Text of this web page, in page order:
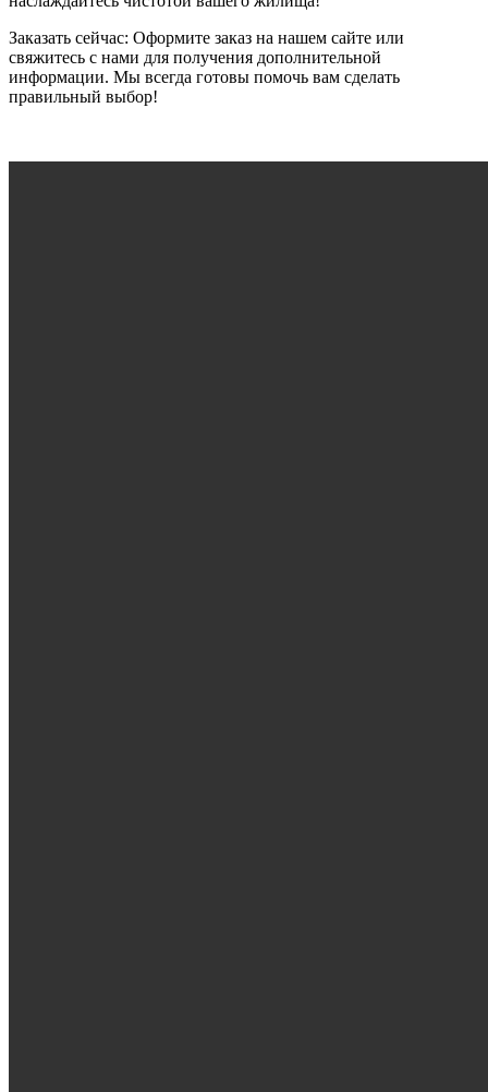
Заказать сейчас: Оформите заказ на нашем сайте или
свяжитесь с нами для получения дополнительной
информации. Мы всегда готовы помочь вам сделать
правильный выбор!